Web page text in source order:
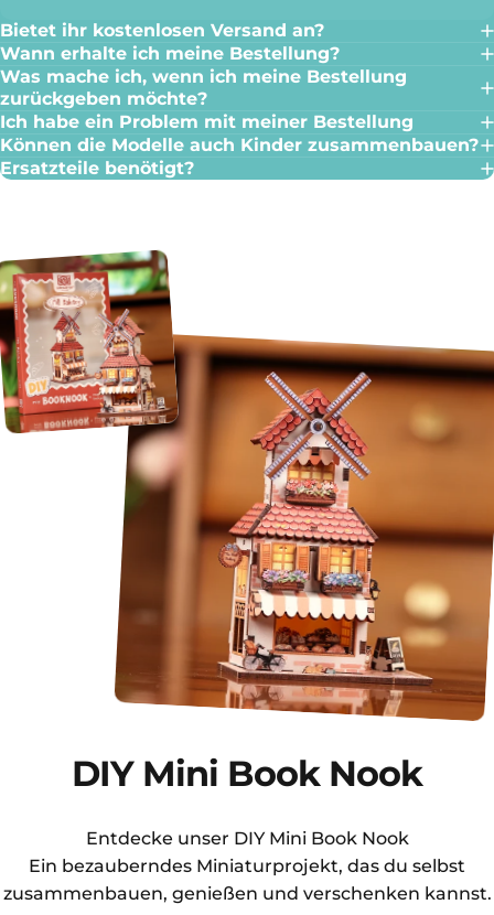
Bietet ihr kostenlosen Versand an?
Wann erhalte ich meine Bestellung?
Was mache ich, wenn ich meine Bestellung
zurückgeben möchte?
Ich habe ein Problem mit meiner Bestellung
Können die Modelle auch Kinder zusammenbauen?
Ersatzteile benötigt?
DIY Mini Book Nook
Entdecke unser DIY Mini Book Nook
Ein bezauberndes Miniaturprojekt, das du selbst
zusammenbauen, genießen und verschenken kannst.